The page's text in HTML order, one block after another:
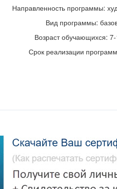
Направленность программы:
Вид программы:
Возраст обучающихся:
Срок реализации